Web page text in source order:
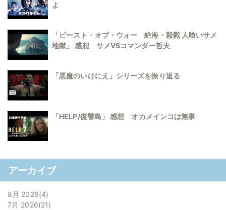
よ
「ビースト・オブ・ウォー 絶海・殺戮 人喰いサメ
地獄」 感想 サメVSコマンダー哲夫
「悪魔のいけにえ」シリーズを振り返る
「HELP/復讐島」 感想 オカメインコは無事
アーカイブ
8月 2026 4
7月 2026 21